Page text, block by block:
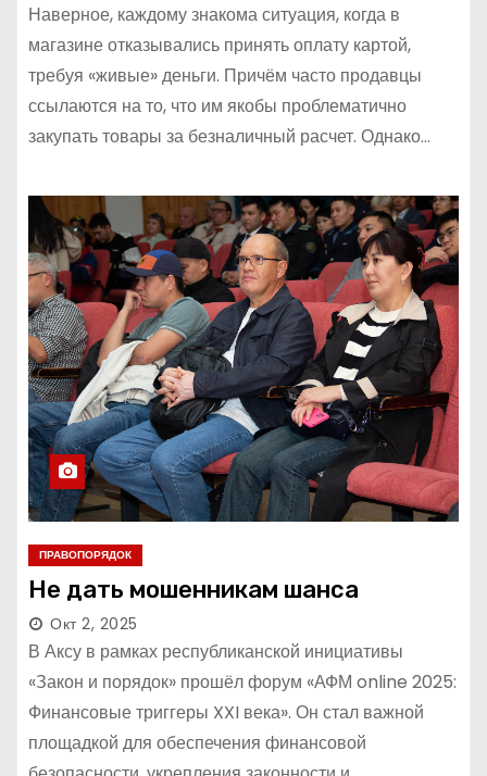
Наверное, каждому знакома ситуация, когда в
магазине отказывались принять оплату картой,
требуя «живые» деньги. Причём часто продавцы
ссылаются на то, что им якобы проблематично
закупать товары за безналичный расчет. Однако…
ПРАВОПОРЯДОК
Не дать мошенникам шанса
Окт 2, 2025
В Аксу в рамках республиканской инициативы
«Закон и порядок» прошёл форум «АФМ online 2025:
Финансовые триггеры XXI века». Он стал важной
площадкой для обеспечения финансовой